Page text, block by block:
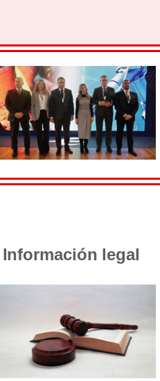
legal